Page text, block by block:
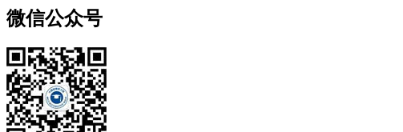
微信公众号